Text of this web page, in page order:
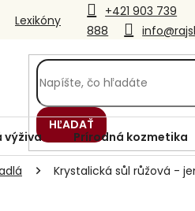
+421 903 739
888
Lexikóny
HĽADAŤ
výživa Prírodná kozmetika
Krystalická sůl růžová -